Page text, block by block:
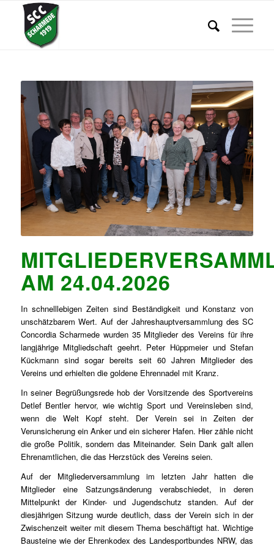
AM 24.04.2026
In schnelllebigen Zeiten sind Beständigkeit und Konstanz von
unschätzbarem Wert. Auf der Jahreshauptversammlung des SC
Concordia Scharmede wurden 35 Mitglieder des Vereins für ihre
langjährige Mitgliedschaft geehrt. Peter Hüppmeier und Stefan
Kückmann sind sogar bereits seit 60 Jahren Mitglieder des
Vereins und erhielten die goldene Ehrennadel mit Kranz.
In seiner Begrüßungsrede hob der Vorsitzende des Sportvereins
Detlef Bentler hervor, wie wichtig Sport und Vereinsleben sind,
wenn die Welt Kopf steht. Der Verein sei in Zeiten der
Verunsicherung ein Anker und ein sicherer Hafen. Hier zähle nicht
die große Politik, sondern das Miteinander. Sein Dank galt allen
Ehrenamtlichen, die das Herzstück des Vereins seien.
Auf der Mitgliederversammlung im letzten Jahr hatten die
Mitglieder eine Satzungsänderung verabschiedet, in deren
Mittelpunkt der Kinder- und Jugendschutz standen. Auf der
diesjährigen Sitzung wurde deutlich, dass der Verein sich in der
Zwischenzeit weiter mit diesem Thema beschäftigt hat. Wichtige
Bausteine wie der Ehrenkodex des Landesportbundes NRW, das